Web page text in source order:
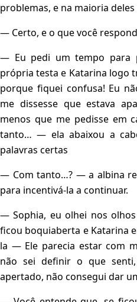
problemas, e na maioria
— Certo, e o que você
— Eu pedi um tempo para
própria testa e Katarina logo
porque fiquei confusa! Eu
me dissesse que estava
menos que me pedisse em
tanto… — ela abaixou a
palavras certas
— Com tanto…? — a albina
para incentivá-la a continuar.
— Sophia, eu olhei nos
ficou boquiaberta e Katarina
la — Ele parecia estar com
não sei definir o que
apertado, não consegui dar